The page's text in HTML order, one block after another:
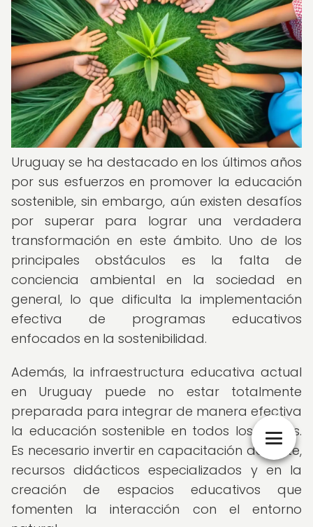
Uruguay se ha destacado en los últimos años
por sus esfuerzos en promover la educación
sostenible, sin embargo, aún existen desafíos
por superar para lograr una verdadera
transformación en este ámbito. Uno de los
principales obstáculos es la falta de
conciencia ambiental en la sociedad en
general, lo que dificulta la implementación
efectiva de programas educativos
enfocados en la sostenibilidad.
Además, la infraestructura educativa actual
en Uruguay puede no estar totalmente
preparada para integrar de manera efectiva
la educación sostenible en todos los niveles.
Es necesario invertir en capacitación docente,
recursos didácticos especializados y en la
creación de espacios educativos que
fomenten la interacción con el entorno